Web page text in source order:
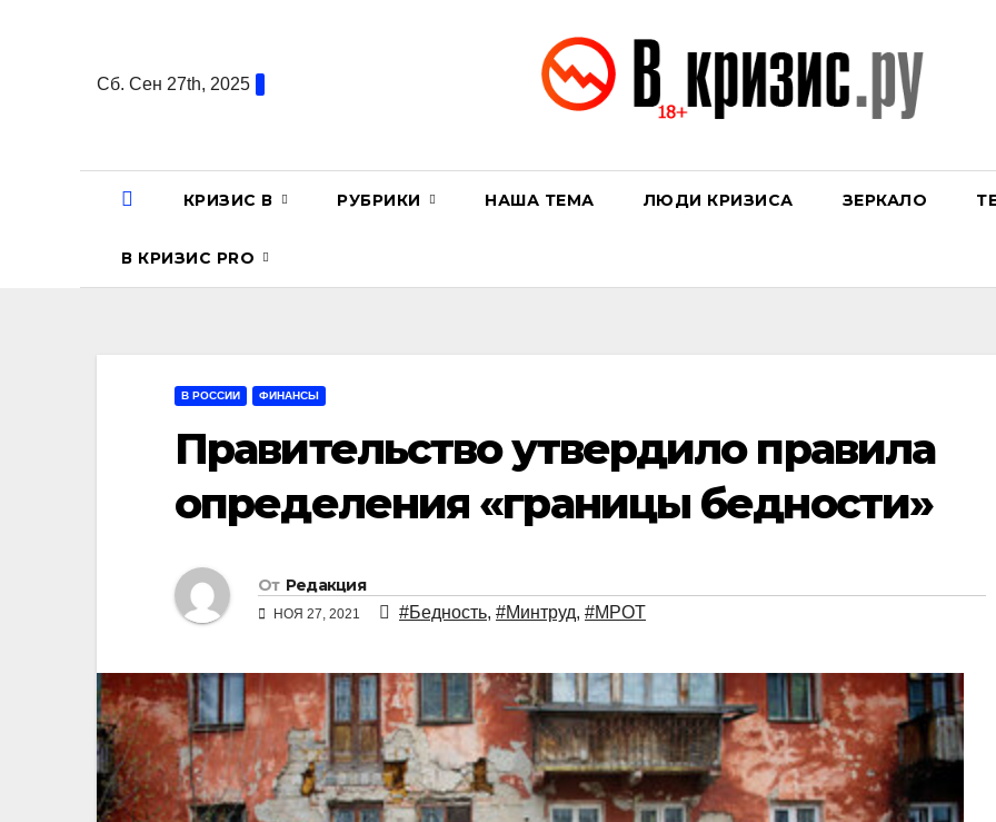
содержаниюСб. Сен 27th, 2025
КРИЗИС В РУБРИКИ НАША ТЕМА ЛЮДИ КРИЗИСА ЗЕРКАЛО
В КРИЗИС PRO
В РОССИИ ФИНАНСЫ
Правительство утвердило правила
определения «границы бедности»
От Редакция
НОЯ 27, 2021 #Бедность, #Минтруд, #МРОТ